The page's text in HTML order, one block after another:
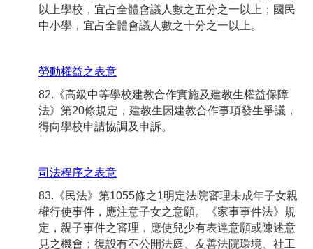
以上學校，宜占全體會議人數之五分之一以上；國民
中小學，宜占全體會議人數之十分之一以上。
勞動權益之表意
82.《高級中等學校建教合作實施及建教生權益保障
法》第20條規定，建教生因建教合作事項發生爭議，
得向學校申請協調及申訴。
司法程序之表意
83.《民法》第1055條之1明定法院審理未成年子女親
權行使事件，應注意子女之意願。《家事事件法》規
定，親子事件之審理，應使兒少有表達意願或陳述意
見之機會；復設有不公開法庭、友善法院環境、社工